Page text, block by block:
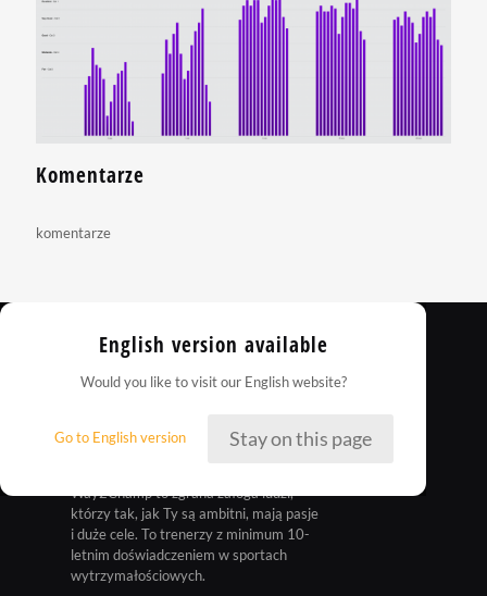
Komentarze
komentarze
Way2Champ to zgrana załoga ludzi,
którzy tak, jak Ty są ambitni, mają pasje
i duże cele. To trenerzy z minimum 10-
letnim doświadczeniem w sportach
wytrzymałościowych.
English version available
Would you like to visit our English website?
Go to English version Stay on this page